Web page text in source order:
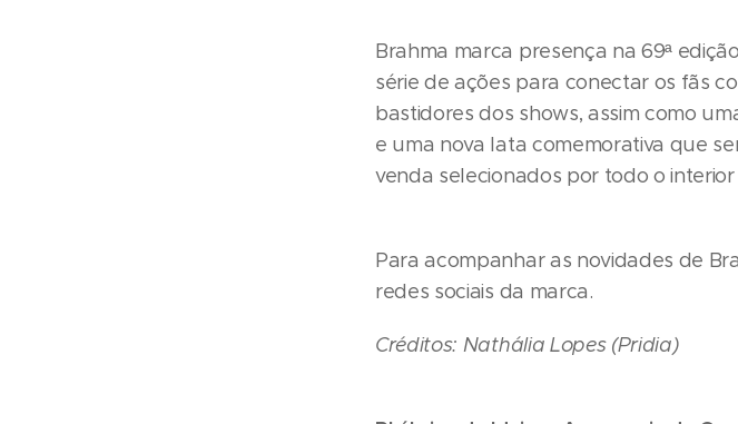
Brahma marca presença na 69ª
série de ações para conectar os fãs
bastidores dos shows, assim como
e uma nova lata comemorativa que
venda selecionados por todo o
Para acompanhar as novidades de
redes sociais da marca.
Créditos: Nathália Lopes (Pridia)